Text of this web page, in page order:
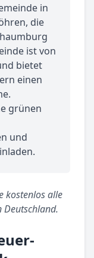
in
die
ist von
bietet
einen
grünen
und
kostenlos alle